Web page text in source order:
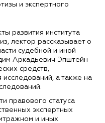
и экспертного
развития института
лектор рассказывает о
судебной и иной
Аркадьевич Эпштейн
средств,
а также на
правового статуса
экспертных
и иных